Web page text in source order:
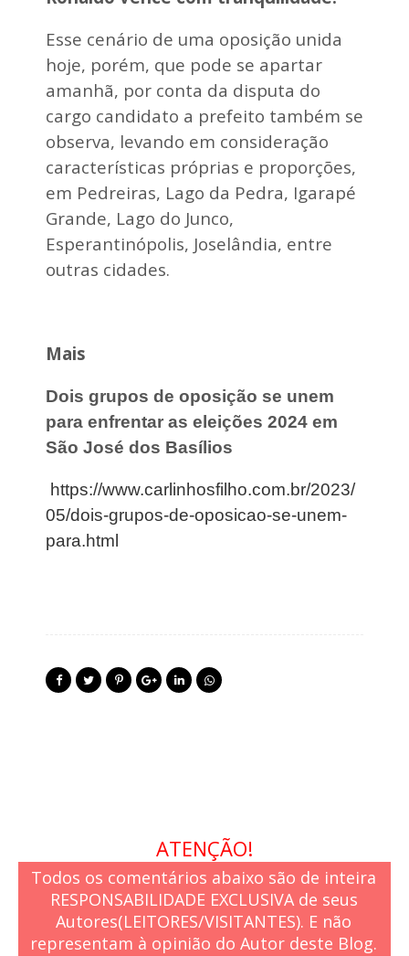
Esse cenário de uma oposição unida
hoje, porém, que pode se apartar
amanhã, por conta da disputa do
cargo candidato a prefeito também se
observa, levando em consideração
características próprias e proporções,
em Pedreiras, Lago da Pedra, Igarapé
Grande, Lago do Junco,
Esperantinópolis, Joselândia, entre
outras cidades.
Mais
Dois grupos de oposição se unem
para enfrentar as eleições 2024 em
São José dos Basílios
https://www.carlinhosfilho.com.br/2023/
05/dois-grupos-de-oposicao-se-unem-
para.html
ATENÇÃO!
Todos os comentários abaixo são de inteira
RESPONSABILIDADE EXCLUSIVA de seus
Autores(LEITORES/VISITANTES). E não
representam à opinião do Autor deste Blog.